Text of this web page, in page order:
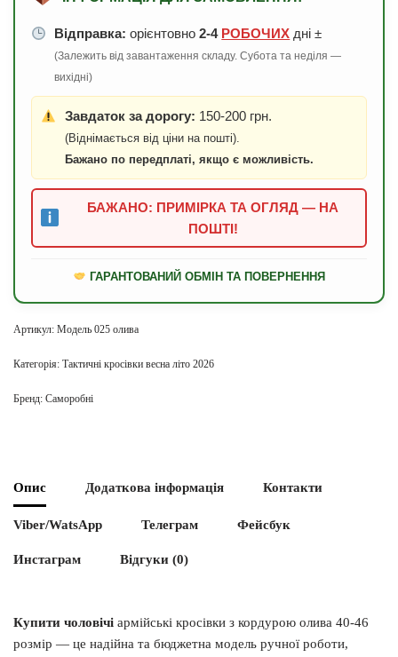
Відправка: орієнтовно2-4 РОБОЧИХ дні ±
(Залежить від завантаження складу. Субота та неділя —
вихідні)
Завдаток за дорогу: 150-200 грн.
(Віднімається від ціни на пошті).
Бажано по передплаті, якщо є можливість.
БАЖАНО: ПРИМІРКА ТА ОГЛЯД — НА
ПОШТІ!
ГАРАНТОВАНИЙ ОБМІН ТА ПОВЕРНЕННЯ
Артикул: Модель 025 олива
Категорія: Тактичні кросівки весна літо 2026
Бренд: Саморобні
Опис Додаткова інформація Контакти
Viber/WatsApp Телеграм Фейсбук
Инстаграм Відгуки (0)
Купити чоловічі армійські кросівки з кордурою олива 40-46
розмір — це надійна та бюджетна модель ручної роботи,